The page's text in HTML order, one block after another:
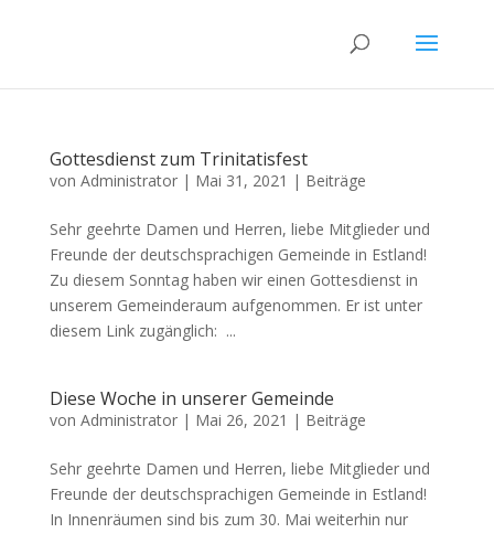
Gottesdienst zum Trinitatisfest
von Administrator| Mai 31, 2021 | Beiträge
Sehr geehrte Damen und Herren, liebe Mitglieder und
Freunde der deutschsprachigen Gemeinde in Estland!
Zu diesem Sonntag haben wir einen Gottesdienst in
unserem Gemeinderaum aufgenommen. Er ist unter
diesem Link zugänglich: ...
Diese Woche in unserer Gemeinde
von Administrator| Mai 26, 2021 | Beiträge
Sehr geehrte Damen und Herren, liebe Mitglieder und
Freunde der deutschsprachigen Gemeinde in Estland!
In Innenräumen sind bis zum 30. Mai weiterhin nur